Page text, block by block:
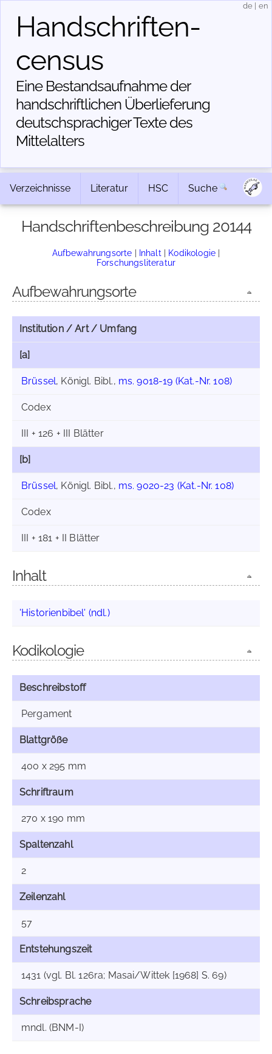
Handschriften­
census
Eine Bestandsaufnahme der
handschriftlichen Über­lieferung
deutschsprachiger Texte des
Mittelalters
de en
Verzeichnisse Literatur HSC Suche
Handschriftenbeschreibung 20144
Aufbewahrungsorte | Inhalt | Kodikologie |
Forschungsliteratur
Aufbewahrungsorte
Institution / Art / Umfang
[a]
Brüssel, Königl. Bibl., ms. 9018-19 (Kat.-Nr. 108)
Codex
III + 126 + III Blätter
[b]
Brüssel, Königl. Bibl., ms. 9020-23 (Kat.-Nr. 108)
Codex
III + 181 + II Blätter
Inhalt
'Historienbibel' (ndl.)
Kodikologie
Beschreibstoff
Pergament
Blattgröße
400 x 295 mm
Schriftraum
270 x 190 mm
Spaltenzahl
2
Zeilenzahl
57
Entstehungszeit
1431 (vgl. Bl. 126ra; Masai/Wittek [1968] S. 69)
Schreibsprache
mndl. (BNM-I)